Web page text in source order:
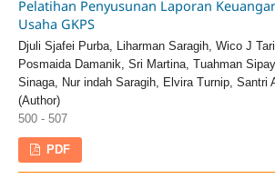
Pelatihan Penyusunan Laporan
Usaha GKPS
Djuli Sjafei Purba, Liharman Saragih, Wico J
Posmaida Damanik, Sri Martina, Tuahman
Sinaga, Nur indah Saragih, Elvira Turnip, Santri
(Author)
500 - 507
PDF